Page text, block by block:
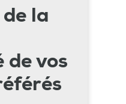
la
vos